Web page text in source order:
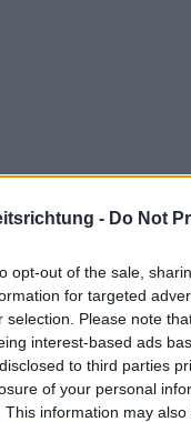
- Do Not
opt-out of the sale,
for targeted
selection. Please note
interest-based ads
to third parties
of your personal
This information may